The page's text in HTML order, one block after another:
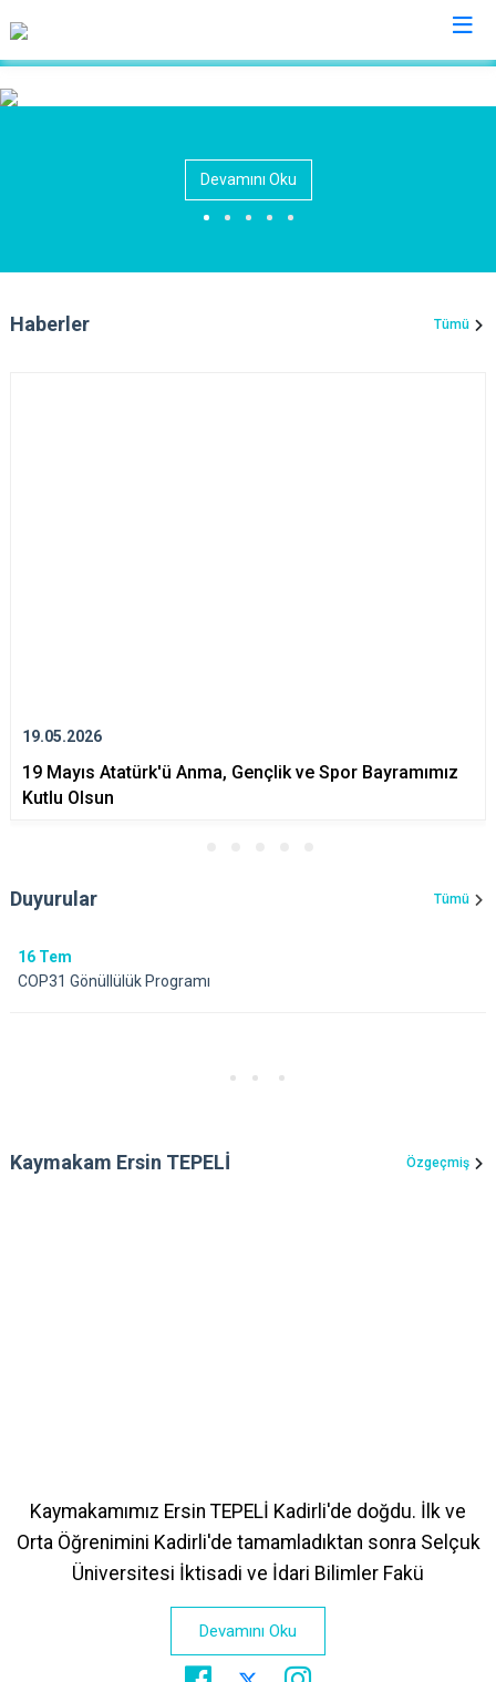
Tokat
Erbaa
Niksar
Reşadiye
Yeşilyurt
Devamını Oku
Haberler Tümü
19.05.2026
19 Mayıs Atatürk'ü Anma, Gençlik ve Spor Bayramımız
Kutlu Olsun
Duyurular Tümü
16 Tem
COP31 Gönüllülük Programı
Kaymakam Ersin TEPELİ Özgeçmiş
Kaymakamımız Ersin TEPELİ Kadirli'de doğdu. İlk ve
Orta Öğrenimini Kadirli'de tamamladıktan sonra Selçuk
Üniversitesi İktisadi ve İdari Bilimler Fakü
Devamını Oku